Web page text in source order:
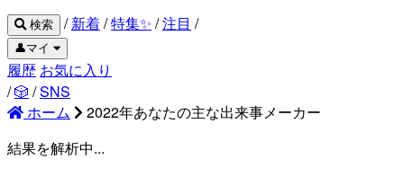
検索 / 新着/特集✨ /注目 /
👤マイ
履歴 お気に入り
/🎲 /SNS
ホーム
2022年あなたの主な出来事メーカー
結果を解析中...